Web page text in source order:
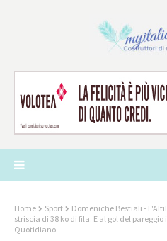
Home Sport
Domeniche Bestiali -
striscia di 38 ko di fila. E al gol del
Quotidiano